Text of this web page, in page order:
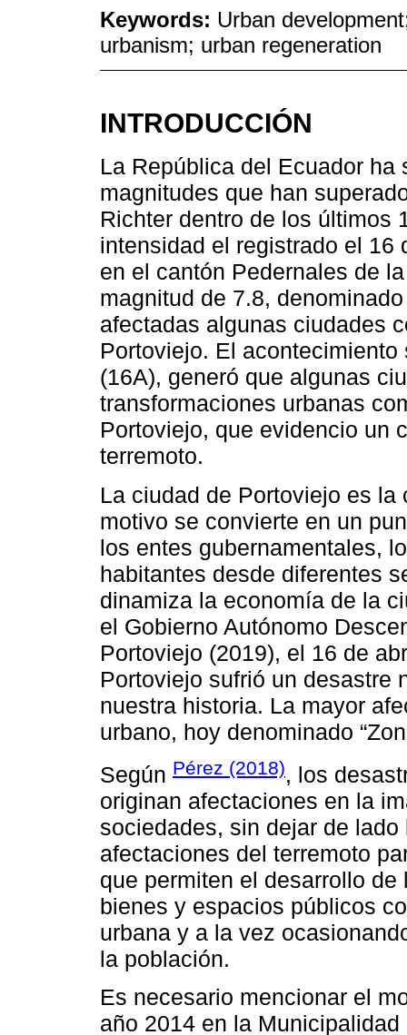
Keywords: Urban
urbanism; urban regeneration
INTRODUCCIÓN
La República del Ecuador
magnitudes que han
Richter dentro de los últimos
intensidad el registrado el 16
en el cantón Pedernales de
magnitud de 7.8,
afectadas algunas ciudades
Portoviejo. El
(16A), generó que algunas
transformaciones urbanas
Portoviejo, que evidencio un
terremoto.
La ciudad de Portoviejo es
motivo se convierte en un
los entes gubernamentales,
habitantes desde diferentes
dinamiza la economía de la
el Gobierno Autónomo
Portoviejo (2019), el 16 de
Portoviejo sufrió un desastre
nuestra historia. La mayor
urbano, hoy denominado
Según Pérez (2018), los
originan afectaciones en la
sociedades, sin dejar de
afectaciones del terremoto
que permiten el desarrollo
bienes y espacios públicos
urbana y a la vez
la población.
Es necesario mencionar el
año 2014 en la